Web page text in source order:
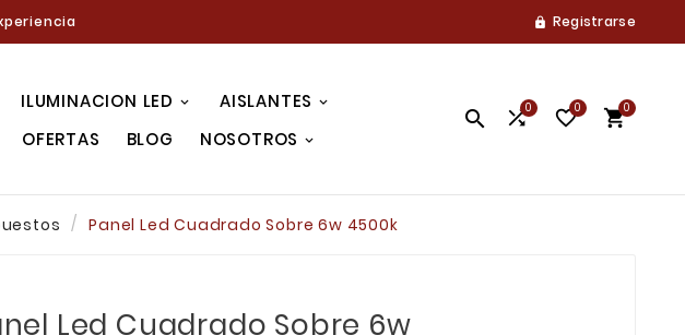
 Registrarse
ILUMINACION LED
AISLANTES
OFERTAS BLOG NOSOTROS
 0 0 0
Panel Led Cuadrado Sobre 6w 4500k
Led Cuadrado Sobre 6w